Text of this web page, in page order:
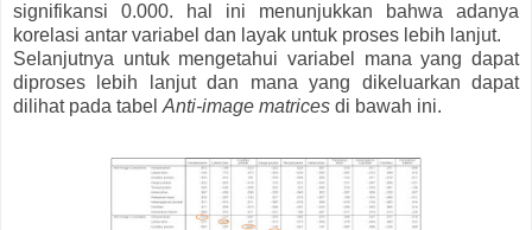
signifikansi 0.000. hal ini menunjukkan bahwa adanya
korelasi antar variabel dan layak untuk proses lebih lanjut.
Selanjutnya untuk mengetahui variabel mana yang dapat
diproses lebih lanjut dan mana yang dikeluarkan dapat
dilihat pada tabel Anti-image matrices di bawah ini.